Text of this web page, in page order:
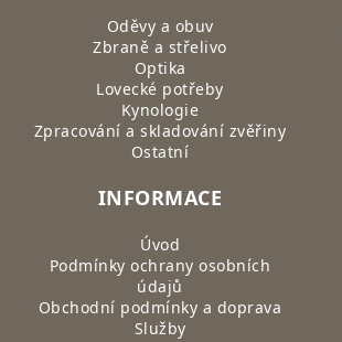
Oděvy a obuv
Zbraně a střelivo
Optika
Lovecké potřeby
Kynologie
Zpracování a skladování zvěřiny
Ostatní
INFORMACE
Úvod
Podmínky ochrany osobních
údajů
Obchodní podmínky a doprava
Služby